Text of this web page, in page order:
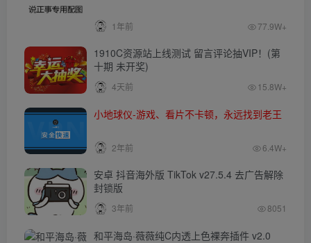
1年前 77.9W+
1910C资源站上线测试 留言评论抽VIP！(第
十期 未开奖)
4天前 15.8W+
小地球仪-游戏、看片不卡顿，永远找到老王
2年前 6.4W+
安卓 抖音海外版 TikTok v27.5.4 去广告解除
封锁版
3年前 8051
和平海岛·薇薇纯C内透上色裸奔插件 v2.0